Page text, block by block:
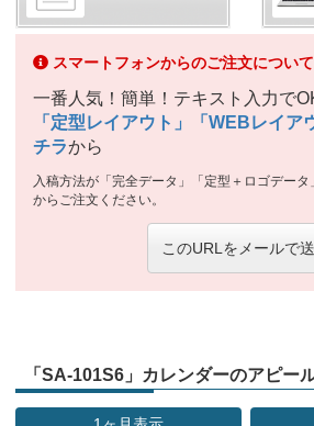
スマートフォンからのご注文について
一番人気！簡単！テキスト入力で
「定型レイアウト」「WEBレイア
チラから
入稿方法が「完全データ」「定型＋ロゴデー
からご注文ください。
このURLをメールで
「SA-101S6」カレンダーのアピー